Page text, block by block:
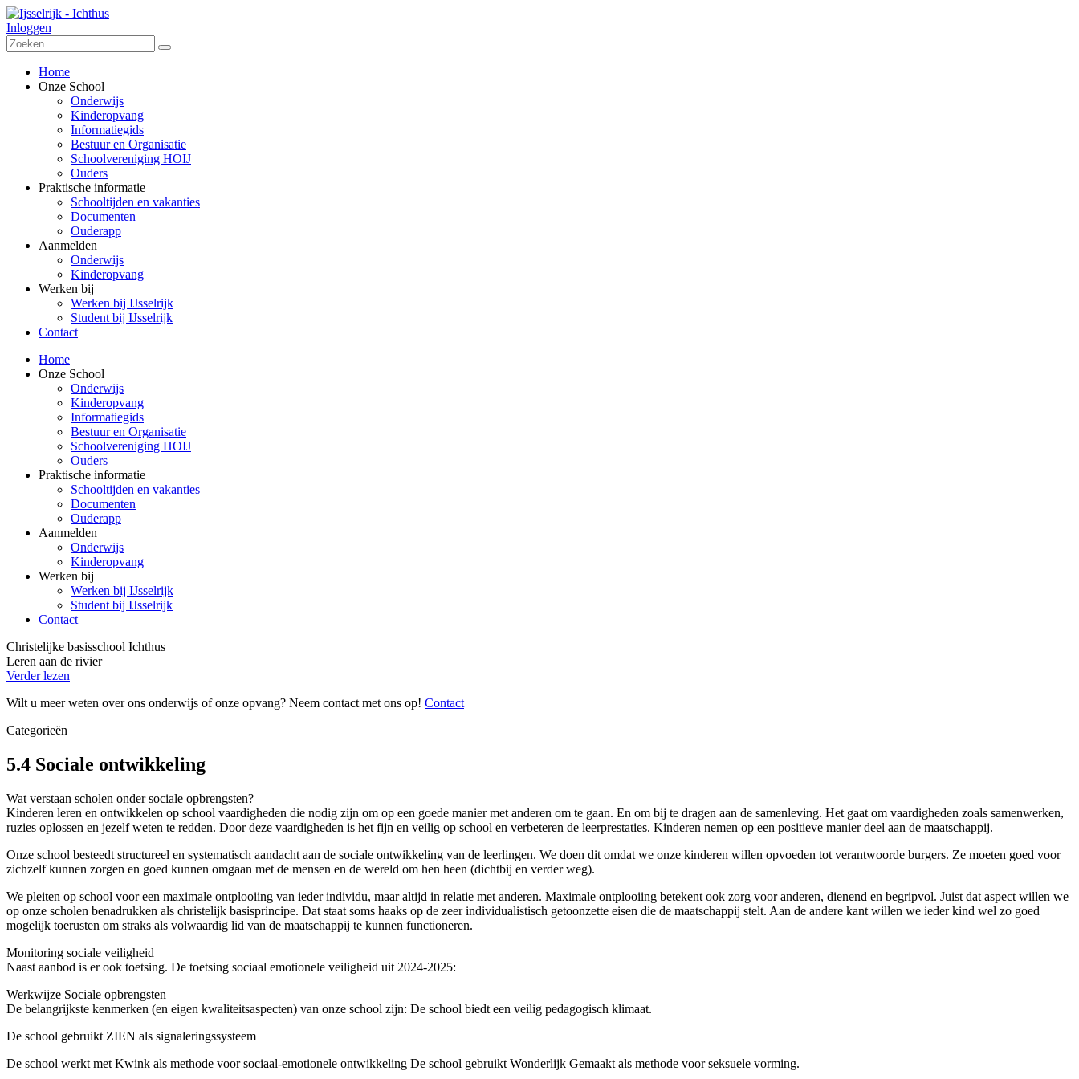
Inloggen
Home
Onze School
Onderwijs
Kinderopvang
Informatiegids
Bestuur en Organisatie
Schoolvereniging HOIJ
Ouders
Praktische informatie
Schooltijden en vakanties
Documenten
Ouderapp
Aanmelden
Onderwijs
Kinderopvang
Werken bij
Werken bij IJsselrijk
Student bij IJsselrijk
Contact
Home
Onze School
Onderwijs
Kinderopvang
Informatiegids
Bestuur en Organisatie
Schoolvereniging HOIJ
Ouders
Praktische informatie
Schooltijden en vakanties
Documenten
Ouderapp
Aanmelden
Onderwijs
Kinderopvang
Werken bij
Werken bij IJsselrijk
Student bij IJsselrijk
Contact
Christelijke basisschool Ichthus
Leren aan de rivier
Verder lezen
Wilt u meer weten over ons onderwijs of onze opvang? Neem contact met ons op! Contact
Categorieën
5.4 Sociale ontwikkeling
Wat verstaan scholen onder sociale opbrengsten?
Kinderen leren en ontwikkelen op school vaardigheden die nodig zijn om op een goede manier met anderen om te gaan. En om bij te dragen aan de samenleving. Het gaat om vaardigheden zoals samenwerken,
ruzies oplossen en jezelf weten te redden. Door deze vaardigheden is het fijn en veilig op school en verbeteren de leerprestaties. Kinderen nemen op een positieve manier deel aan de maatschappij.
Onze school besteedt structureel en systematisch aandacht aan de sociale ontwikkeling van de leerlingen. We doen dit omdat we onze kinderen willen opvoeden tot verantwoorde burgers. Ze moeten goed voor
zichzelf kunnen zorgen en goed kunnen omgaan met de mensen en de wereld om hen heen (dichtbij en verder weg).
We pleiten op school voor een maximale ontplooiing van ieder individu, maar altijd in relatie met anderen. Maximale ontplooiing betekent ook zorg voor anderen, dienend en begripvol. Juist dat aspect willen we
op onze scholen benadrukken als christelijk basisprincipe. Dat staat soms haaks op de zeer individualistisch getoonzette eisen die de maatschappij stelt. Aan de andere kant willen we ieder kind wel zo goed
mogelijk toerusten om straks als volwaardig lid van de maatschappij te kunnen functioneren.
Monitoring sociale veiligheid
Naast aanbod is er ook toetsing. De toetsing sociaal emotionele veiligheid uit 2024-2025:
Werkwijze Sociale opbrengsten
De belangrijkste kenmerken (en eigen kwaliteitsaspecten) van onze school zijn: De school biedt een veilig pedagogisch klimaat.
De school gebruikt ZIEN als signaleringssysteem
De school werkt met Kwink als methode voor sociaal-emotionele ontwikkeling De school gebruikt Wonderlijk Gemaakt als methode voor seksuele vorming.